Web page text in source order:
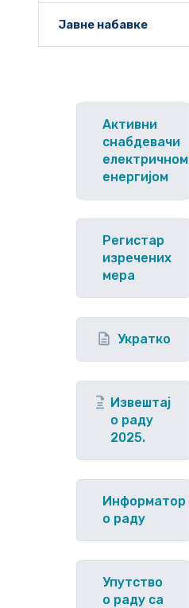
Јавне набавке
Активни
снабдевачи
електричном
енергијом
Регистар
изречених
мера
Укратко
Извештај
о раду
2025.
Информатор
о раду
Упутство
o раду са